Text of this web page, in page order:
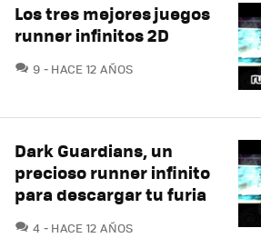
Los tres mejores juegos
runner infinitos 2D
9 COMENTARIOS
HACE 12 AÑOS
Dark Guardians, un
precioso runner infinito
para descargar tu furia
4 COMENTARIOS
HACE 12 AÑOS